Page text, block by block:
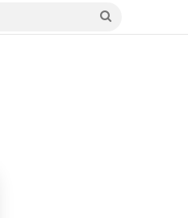
Buscar